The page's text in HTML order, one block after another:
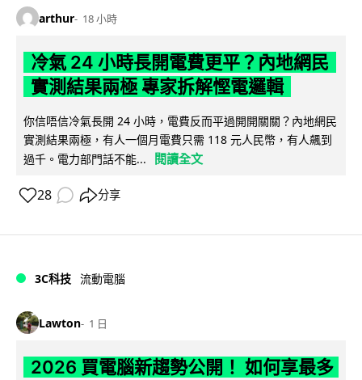
arthur 18 小時
冷氣 24 小時長開電費更平？內地網民
實測結果兩極 專家拆解慳電邏輯
你信唔信冷氣長開 24 小時，電費反而平過開開關關？內地網民
實測結果兩極，有人一個月電費只需 118 元人民幣，有人飆到
過千。電力部門話不能...
閱讀全文
28 分享
3C科技 流動電腦
Lawton 1 日
2026 買電腦新趨勢公開！ 如何享最多